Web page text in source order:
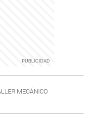
MECÁNICO